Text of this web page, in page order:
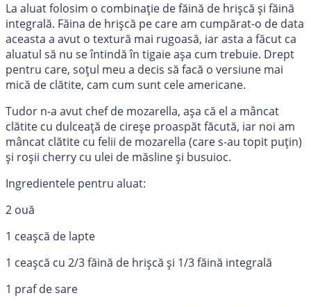
La aluat folosim o combinație de făină de hrișcă și făină
integrală. Făina de hrișcă pe care am cumpărat-o de data
aceasta a avut o textură mai rugoasă, iar asta a făcut ca
aluatul să nu se întindă în tigaie așa cum trebuie. Drept
pentru care, soțul meu a decis să facă o versiune mai
mică de clătite, cam cum sunt cele americane.
Tudor n-a avut chef de mozarella, așa că el a mâncat
clătite cu dulceață de cireșe proaspăt făcută, iar noi am
mâncat clătite cu felii de mozarella (care s-au topit puțin)
și roșii cherry cu ulei de măsline și busuioc.
Ingredientele pentru aluat:
2 ouă
1 ceașcă de lapte
1 ceașcă cu 2/3 făină de hrișcă și 1/3 făină integrală
1 praf de sare